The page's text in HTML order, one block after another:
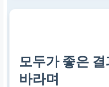
모두가 좋은
바라며